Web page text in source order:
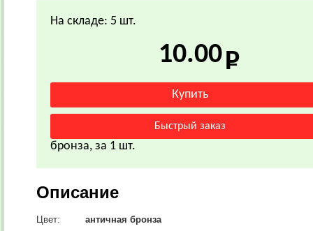
На складе: 5 шт.
10.00
бронза, за 1 шт.
Описание
Цвет: античная бронза